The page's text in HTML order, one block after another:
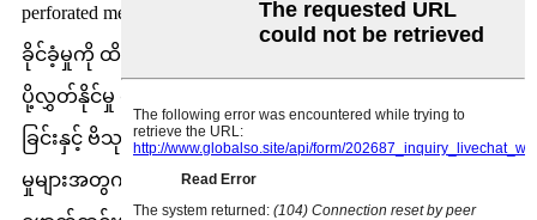
perforated metal ၏ အဓိက အားသာချက်တစ်ခုမှာ မြင့်မားသော
ခိုင်ခံ့မှုကို ထိန်းသိမ်းထားစဉ်တွင် လေ၀င်လေထွက်နှင့် အလင်း
ပို့လွှတ်နိုင်မှု စွမ်းရည်ဖြစ်သည်။ ၎င်းသည် ကာရံခြင်း၊ စိစစ်
ခြင်းနှင့် ဗိသုကာဆိုင်ရာ အစိတ်အပိုင်းများကဲ့သို့သော အသုံးချ
မှုများအတွက် စံပြပစ္စည်းတစ်ခု ဖြစ်စေသည်။ ထို့အပြင်၊